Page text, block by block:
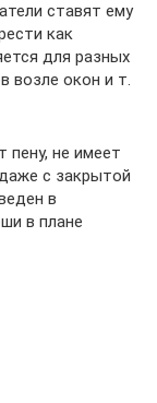
ставят ему
как
для разных
возле окон и т.
пену, не имеет
с закрытой
в
в плане